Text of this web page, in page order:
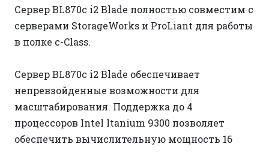
Сервер BL870c i2 Blade полностью совместим с
серверами StorageWorks и ProLiant для работы
в полке c-Class.
Сервер BL870c i2 Blade обеспечивает
непревзойденные возможности для
масштабирования. Поддержка до 4
процессоров Intel Itanium 9300 позволяет
обеспечить вычислительную мощность 16